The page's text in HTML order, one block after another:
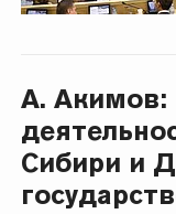
А. Акимов:
Сибири и